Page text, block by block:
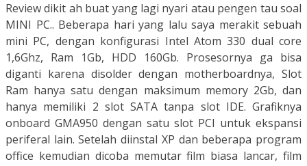
Review dikit ah buat yang lagi nyari atau pengen tau soal
MINI PC.. Beberapa hari yang lalu saya merakit sebuah
mini PC, dengan konfigurasi Intel Atom 330 dual core
1,6Ghz, Ram 1Gb, HDD 160Gb. Prosesornya ga bisa
diganti karena disolder dengan motherboardnya, Slot
Ram hanya satu dengan maksimum memory 2Gb, dan
hanya memiliki 2 slot SATA tanpa slot IDE. Grafiknya
onboard GMA950 dengan satu slot PCI untuk ekspansi
periferal lain. Setelah diinstal XP dan beberapa program
office kemudian dicoba memutar film biasa lancar, film